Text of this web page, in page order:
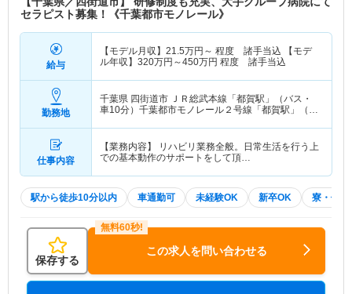
セラピスト募集！《千葉都市モノレール》
給与
【モデル月収】 21.5万円～ 程度 諸手当込 【モデ
ル年収】 320万円～450万円 程度 諸手当込
勤務地
千葉県 四街道市 ＪＲ総武本線「都賀駅」（バス・
車10分）千葉都市モノレール２号線「都賀駅」（バ
仕事内容
【業務内容】 リハビリ業務全般。日常生活を行う上
での基本動作のサポートをして頂…
駅から徒歩10分以内 車通勤可 未経験OK 新卒OK 寮・借り
保存する
この求人を問い合わせる